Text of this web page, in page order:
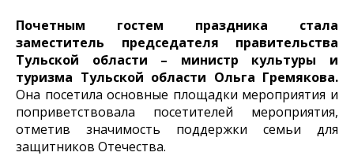
Почетным гостем праздника стала
заместитель председателя правительства
Тульской области – министр культуры и
туризма Тульской области Ольга Гремякова.
Она посетила основные площадки мероприятия и
поприветствовала посетителей мероприятия,
отметив значимость поддержки семьи для
защитников Отечества.